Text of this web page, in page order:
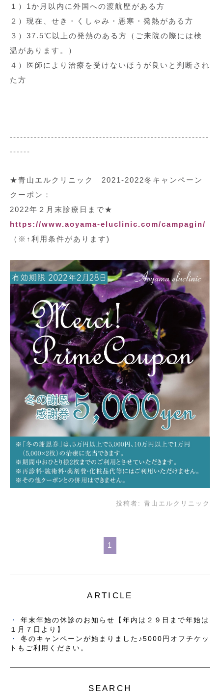
１）1か月以内に外国への渡航歴がある方
２）現在、せき・くしゃみ・悪寒・発熱がある方
３）37.5℃以上の発熱のある方（ご来院の際には検
温があります。）
４）医師により治療を受けないほうが良いと判断され
た方
----------------------------------------------------------
------
★青山エルクリニック 2021-2022冬キャンペーン
クーポン：
2022年２月末診療日まで★
https://www.aoyama-eluclinic.com/campagin/
（※↑利用条件があります)
投稿者: 青山エルクリニック
1
ARTICLE
年末年始の休診のお知らせ【年内は２９日まで年始は
１月７日より】
冬のキャンペーンが始まりました♪5000円オフチケッ
トもご利用ください。
SEARCH